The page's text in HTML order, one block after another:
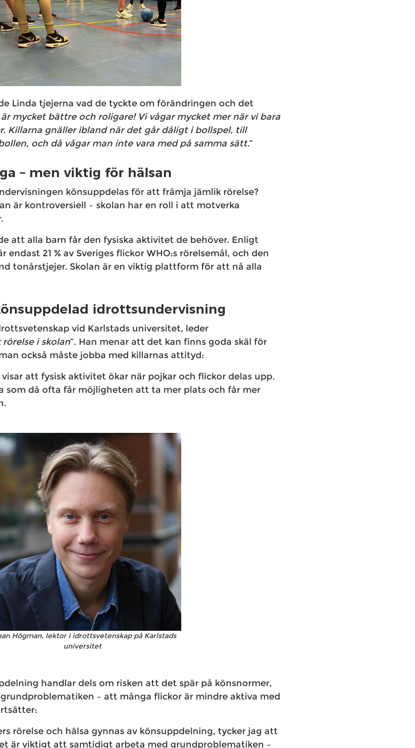
Linda tjejerna vad de tyckte om förändringen och det
mycket bättre och roligare! Vi vågar mycket mer när vi bara
Killarna gnäller ibland när det går dåligt i bollspel, till
och då vågar man inte vara med på samma sätt.”
– men viktig för hälsan
könsuppdelas för att främja jämlik rörelse?
är kontroversiell – skolan har en roll i att motverka
att alla barn får den fysiska aktivitet de behöver. Enligt
endast 21 % av Sveriges flickor WHO:s rörelsemål, och den
tonårstjejer. Skolan är en viktig plattform för att nå alla
idrottsundervisning
vid Karlstads universitet, leder
rörelse i skolan”. Han menar att det kan finns goda skäl för
också måste jobba med killarnas attityd:
att fysisk aktivitet ökar när pojkar och flickor delas upp.
som då ofta får möjligheten att ta mer plats och får mer
Högman, lektor i idrottsvetenskap på Karlstads
universitet
handlar dels om risken att det spär på könsnormer,
– att många flickor är mindre aktiva med
rörelse och hälsa gynnas av könsuppdelning, tycker jag att
är viktigt att samtidigt arbeta med grundproblematiken –